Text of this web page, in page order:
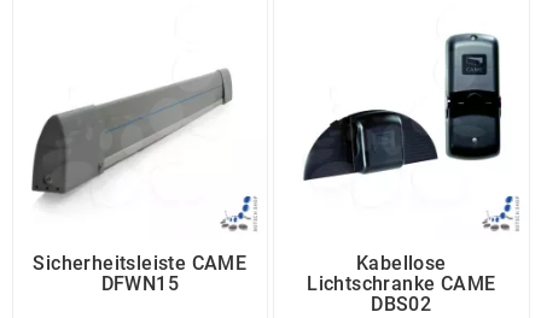
Sicherheitsleiste CAME
DFWN15
Kabellose
Lichtschranke CAME
DBS02